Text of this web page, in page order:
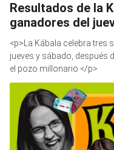
Resultados de la
ganadores del
<p>La Kábala celebra tres
jueves y sábado, después
el pozo millonario </p>